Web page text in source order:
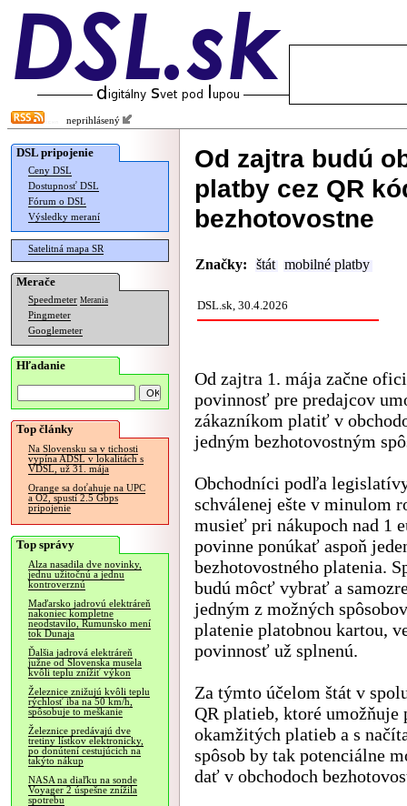
neprihlásený
DSL pripojenie
Ceny DSL
Dostupnosť DSL
Fórum o DSL
Výsledky meraní
Satelitná mapa SR
Merače
Speedmeter Merania
Pingmeter
Googlemeter
Hľadanie
Top články
Na Slovensku sa v tichosti
vypína ADSL v lokalitách s
VDSL, už 31. mája
Orange sa doťahuje na UPC
a O2, spustí 2.5 Gbps
pripojenie
Top správy
Alza nasadila dve novinky,
jednu užitočnú a jednu
kontroverznú
Maďarsko jadrovú elektráreň
nakoniec kompletne
neodstavilo, Rumunsko mení
tok Dunaja
Ďalšia jadrová elektráreň
južne od Slovenska musela
kvôli teplu znížiť výkon
Železnice znižujú kvôli teplu
rýchlosť iba na 50 km/h,
spôsobuje to meškanie
Železnice predávajú dve
tretiny lístkov elektronicky,
po donútení cestujúcich na
takýto nákup
NASA na diaľku na sonde
Voyager 2 úspešne znížila
spotrebu
Od zajtra budú
platby cez QR
bezhotovostne
Značky: štát mobilné platby
DSL.sk, 30.4.2026
Od zajtra 1. mája začne
povinnosť pre predajcov
zákazníkom platiť v
jedným bezhotovostným
Obchodníci podľa
schválenej ešte v minulom
musieť pri nákupoch nad 1
povinne ponúkať aspoň
bezhotovostného platenia.
budú môcť vybrať a
jedným z možných
platenie platobnou kartou,
povinnosť už splnenú.
Za týmto účelom štát v
QR platieb, ktoré
okamžitých platieb a s
spôsob by tak potenciálne
dať v obchodoch